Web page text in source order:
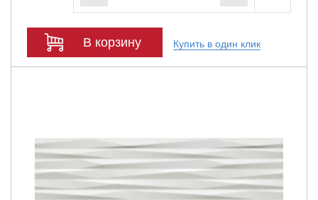
В корзину Купить в один клик